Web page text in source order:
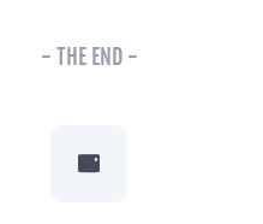
- THE END -